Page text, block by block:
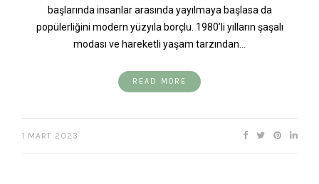
başlarında insanlar arasında yayılmaya başlasa da
popülerliğini modern yüzyıla borçlu. 1980’li yılların şaşalı
modası ve hareketli yaşam tarzından…
READ MORE
1 MART 2023